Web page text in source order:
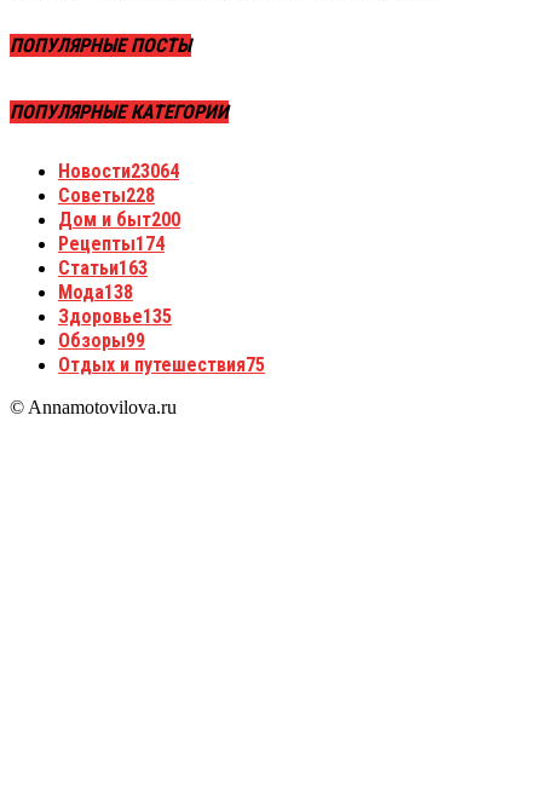
ПОПУЛЯРНЫЕ ПОСТЫ
ПОПУЛЯРНЫЕ КАТЕГОРИИ
Новости23064
Советы228
Дом и быт200
Рецепты174
Статьи163
Мода138
Здоровье135
Обзоры99
Отдых и путешествия75
© Annamotovilova.ru